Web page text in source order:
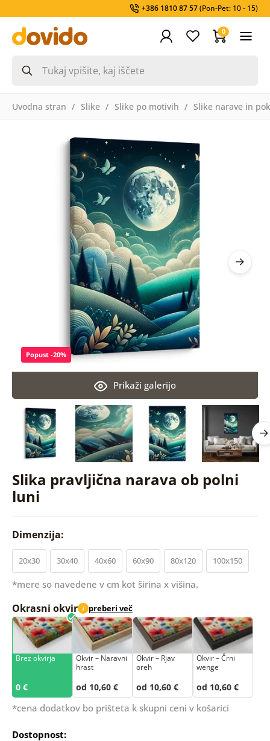
+386 1810 87 57(Pon-Pet: 10 - 15)
0
Uvodna stran Slike Slike po motivih Slike narave in
Slika pravljična narava ob polni
luni
Prikaži galerijo
Popust -20%
Dimenzija:
20x30 30x40 40x60 60x90 80x120 100x150
*mere so navedene v cm kot širina x višina.
Okrasni okvir i preberi več
Brez okvirja
0 €
Okvir – Naravni
hrast
od 10,60 €
Okvir – Rjav
oreh
od 10,60 €
Okvir – Črni
wenge
od 10,60 €
*cena dodatkov bo prišteta k skupni ceni v košarici
Dostopnost: